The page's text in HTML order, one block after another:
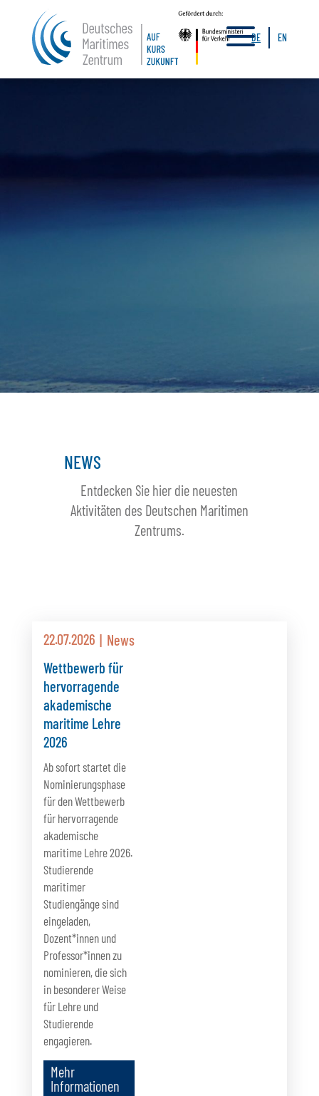
a
DE EN
NEWS
Entdecken Sie hier die neuesten
Aktivitäten des Deutschen Maritimen
Zentrums.
22.07.2026
News
Wettbewerb für
hervorragende
akademische
maritime Lehre
2026
Ab sofort startet die
Nominierungsphase
für den Wettbewerb
für hervorragende
akademische
maritime Lehre 2026.
Studierende
maritimer
Studiengänge sind
eingeladen,
Dozent*innen und
Professor*innen zu
nominieren, die sich
in besonderer Weise
für Lehre und
Studierende
engagieren.
Mehr
Informationen